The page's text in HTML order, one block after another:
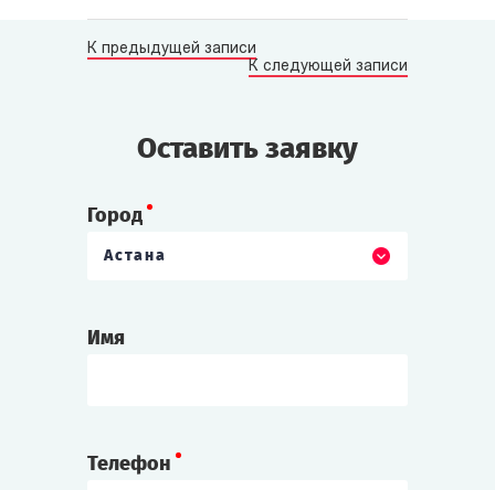
К предыдущей записи
К следующей записи
Оставить заявку
Город
Астана
Имя
Телефон